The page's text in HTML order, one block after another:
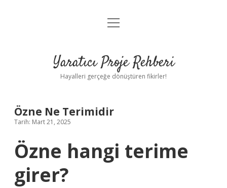
Anasayfa
Yasal Uyarı
menüyü
Yaratıcı Proje Rehberi
Hayalleri gerçeğe dönüştüren fikirler!
Özne Ne Terimidir
Tarih: Mart 21, 2025
Özne hangi terime
girer?